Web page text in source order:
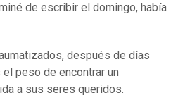
de escribir el domingo, había
después de días
peso de encontrar un
a sus seres queridos.